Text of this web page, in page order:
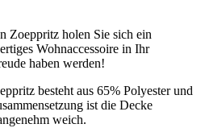
Zoeppritz holen Sie sich ein
Wohnaccessoire in Ihr
haben werden!
besteht aus 65% Polyester und
ist die Decke
weich.